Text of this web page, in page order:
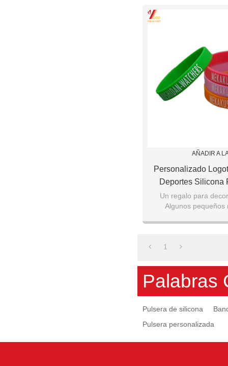
AÑADIR A
Personalizado
Deportes Silicona
Regalo De
Un regalo para
Algunos pequeños
Venta caliente de
1
Palabras
Pulsera de silicona
Pulsera personalizada